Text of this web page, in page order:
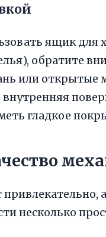
ящик
обратите
или открытые
внутренняя
гладкое
несколько